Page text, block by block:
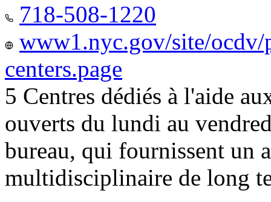
718-508-1220
www1.nyc.gov/site/
centers.page
5 Centres dédiés à l'aide
ouverts du lundi au
bureau, qui fournissent un
multidisciplinaire de long